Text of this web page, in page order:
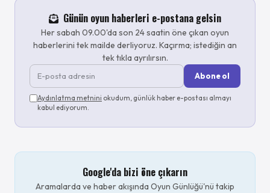
Günün oyun haberleri e-postana gelsin
Her sabah 09.00'da son 24 saatin öne çıkan oyun
haberlerini tek mailde derliyoruz. Kaçırma; istediğin an
tek tıkla ayrılırsın.
Abone ol
Aydınlatma metnini okudum, günlük haber e-postası almayı
kabul ediyorum.
Google'da bizi öne çıkarın
Aramalarda ve haber akışında Oyun Günlüğü'nü takip